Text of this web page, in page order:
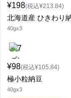
¥198(税込¥213.84)
北海道産 ひきわり
40gx3
¥98(税込¥105.84)
極小粒納豆
40gx3